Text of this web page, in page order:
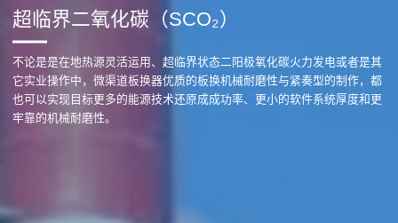
超临界二氧化碳（SCO₂）
不论是是在地热源灵活运用、超临界状态二阳极氧化碳火力发电或者是其
它实业操作中，微渠道板换器优质的板换机械耐磨性与紧奏型的制作，都
也可以实现目标更多的能源技术还原成成功率、更小的软件系统厚度和更
牢靠的机械耐磨性。